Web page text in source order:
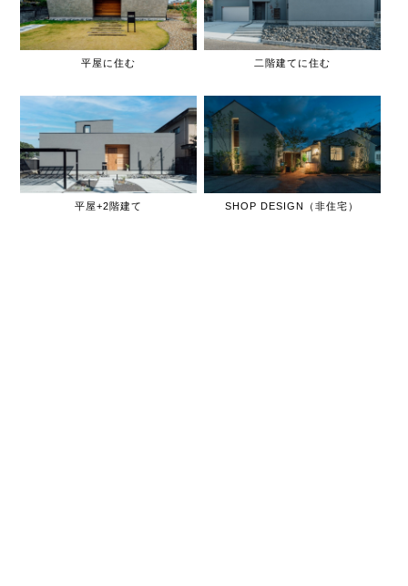
平屋に住む 二階建てに住む
平屋+2階建て SHOP DESIGN（非住宅）